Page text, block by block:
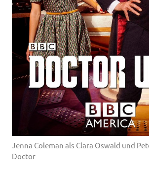
Jenna Coleman als Clara Oswald und
Doctor